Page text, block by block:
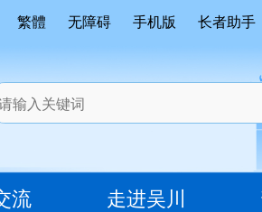
繁體 无障碍 手机版 长者助手
流 走进吴川